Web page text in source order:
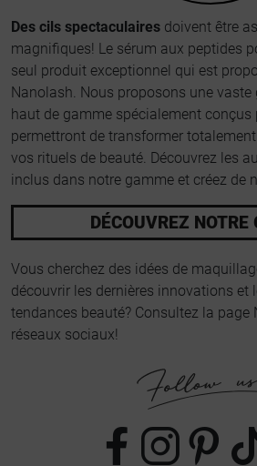
Des cils spectaculaires doivent être
magnifiques! Le sérum aux peptides
seul produit exceptionnel qui est
Nanolash. Nous proposons une
haut de gamme spécialement
permettront de transformer
vos rituels de beauté. Découvrez les
inclus dans notre gamme et créez de
DÉCOUVREZ
Vous cherchez des idées de
découvrir les dernières innovations et
tendances beauté? Consultez la page
réseaux sociaux!